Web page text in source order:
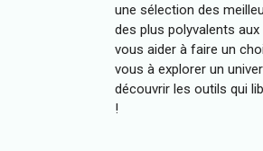
une sélection des
des plus polyvalents
vous aider à faire un
vous à explorer un
découvrir les outils qui
!